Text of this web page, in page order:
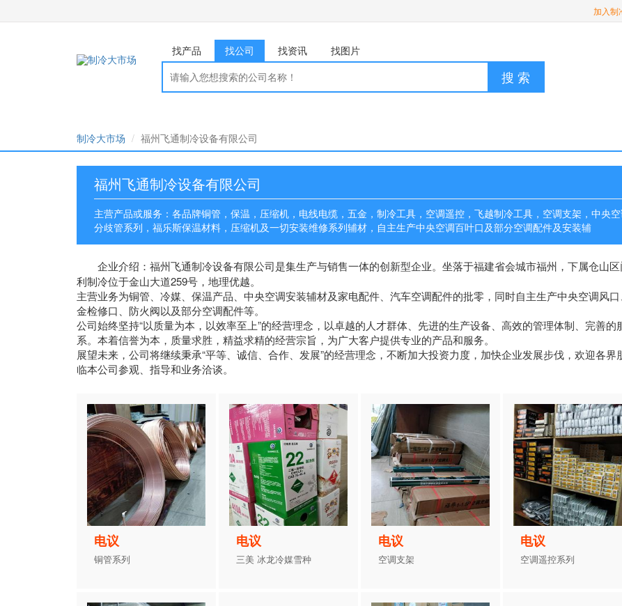
加入制
找产品 找公司 找资讯 找图片
搜 索
制冷大市场 福州飞通制冷设备有限公司
福州飞通制冷设备有限公司
主营产品或服务：各品牌铜管，保温，压缩机，电线电缆，五金，制冷工具，空调遥控，飞越制冷工具，空调支架，中央
分歧管系列，福乐斯保温材料，压缩机及一切安装维修系列辅材，自主生产中央空调百叶口及部分空调配件及安装辅
企业介绍： 福州飞通制冷设备有限公司是集生产与销售一体的创新型企业。坐落于福建省会城市福州，下属仓山
利制冷位于金山大道259号，地理优越。
主营业务为铜管、冷媒、保温产品、中央空调安装辅材及家电配件、汽车空调配件的批零，同时自主生产中央空调风
金检修口、防火阀以及部分空调配件等。
公司始终坚持“以质量为本，以效率至上”的经营理念，以卓越的人才群体、先进的生产设备、高效的管理体制、完善的
系。本着信誉为本，质量求胜，精益求精的经营宗旨，为广大客户提供专业的产品和服务。
展望未来，公司将继续秉承“平等、诚信、合作、发展”的经营理念，不断加大投资力度，加快企业发展步伐，欢迎各界
临本公司参观、指导和业务洽谈。
电议
铜管系列
电议
三美 冰龙冷媒雪种
电议
空调支架
电议
空调遥控系列